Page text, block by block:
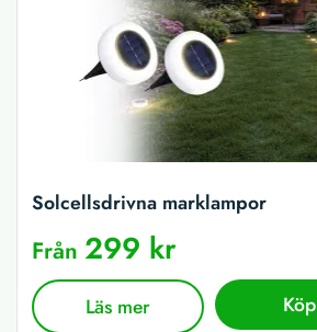
Solcellsdrivna marklampor
Från 299 kr
Läs mer Köp